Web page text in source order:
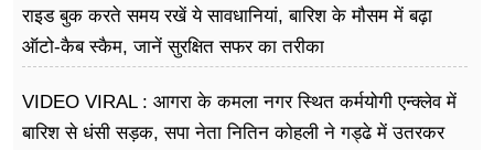
राइड बुक करते समय रखें ये सावधानियां, बारिश के मौसम में बढ़ा
ऑटो-कैब स्कैम, जानें सुरक्षित सफर का तरीका
VIDEO VIRAL : आगरा के कमला नगर स्थित कर्मयोगी एन्क्लेव में
बारिश से धंसी सड़क, सपा नेता नितिन कोहली ने गड्ढे में उतरकर